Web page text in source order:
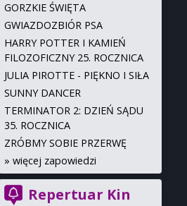
GORZKIE ŚWIĘTA
GWIAZDOZBIÓR PSA
HARRY POTTER I KAMIEŃ
FILOZOFICZNY 25. ROCZNICA
JULIA PIROTTE - PIĘKNO I SIŁA
SUNNY DANCER
TERMINATOR 2: DZIEŃ SĄDU
35. ROCZNICA
ZRÓBMY SOBIE PRZERWĘ
» więcej zapowiedzi
Repertuar Kin